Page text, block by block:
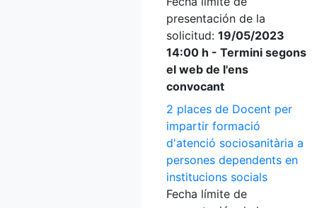
presentación de la
solicitud: 19/05/2023
14:00 h - Termini segons
el web de l'ens
convocant
2 places de Docent per
impartir formació
d'atenció sociosanitària a
persones dependents en
institucions socials
Fecha límite de